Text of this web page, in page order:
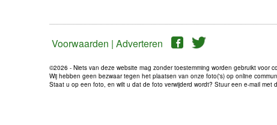
Voorwaarden | Adverteren
©2026 - Niets van deze website mag zonder toestemming worden gebruikt voor
Wij hebben geen bezwaar tegen het plaatsen van onze foto('s) op online
Staat u op een foto, en wilt u dat de foto verwijderd wordt? Stuur een e-mail met